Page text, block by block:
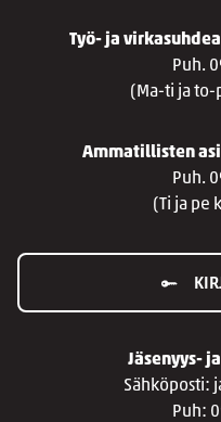
Työ- ja
Puh.
(Ma-ti ja
Ammatillisten
Puh.
(Ti ja pe
Jäsenyys-
Sähköposti:
Puh: